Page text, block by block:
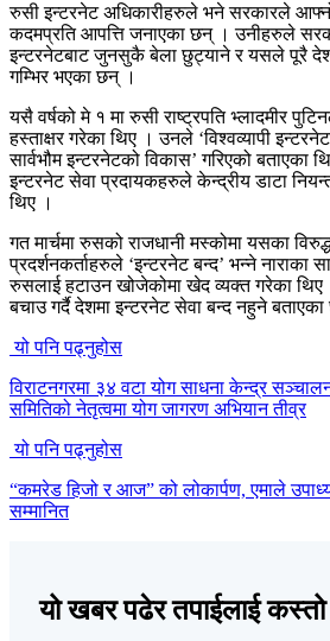
रुसी इन्टरनेट अधिकारीहरुले भने सरकारले
कदमप्रति आपत्ति जनाएका छन् । उनीहरुले
इन्टरनेटबाट जुनसुकै बेला छुट्याने र यसले पूरै
गम्भिर भएका छन् ।
यसै वर्षको मे १ मा रुसी राष्ट्रपति भ्लादमीर
हस्ताक्षर गरेका थिए । उनले ‘विश्वव्यापी
सार्वभौम इन्टरनेटको विकास’ गरिएको
इन्टरनेट सेवा प्रदायकहरुले केन्द्रीय डाटा
थिए ।
गत मार्चमा रुसको राजधानी मस्कोमा यसका
प्रदर्शनकर्ताहरुले ‘इन्टरनेट बन्द’ भन्ने नाराका
रुसलाई हटाउन खोजेकोमा खेद व्यक्त गरेका
बचाउ गर्दै देशमा इन्टरनेट सेवा बन्द नहुने
यो पनि पढ्नुहोस
विराटनगरमा ३४ वटा योग साधना केन्द्र
समितिको नेतृत्वमा योग जागरण अभियान तीव्र
यो पनि पढ्नुहोस
“कमरेड हिजो र आज” को लोकार्पण, एमाले
सम्मानित
यो खबर पढेर तपाईलाई